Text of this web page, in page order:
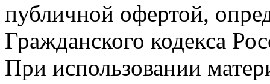
публичной офертой,
Гражданского кодекса
При использовании